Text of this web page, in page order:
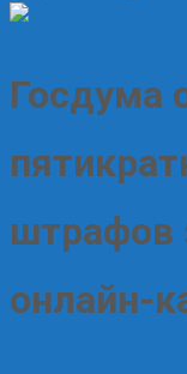
Госдума
штрафов
онлайн-